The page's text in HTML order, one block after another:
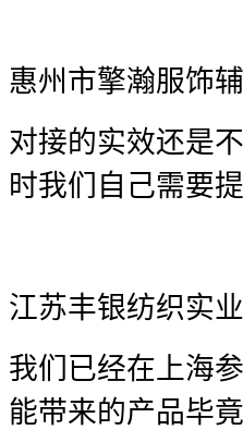
惠州市擎瀚服饰
对接的实效还是
时我们自己需要
江苏丰银纺织实
我们已经在上海
能带来的产品毕